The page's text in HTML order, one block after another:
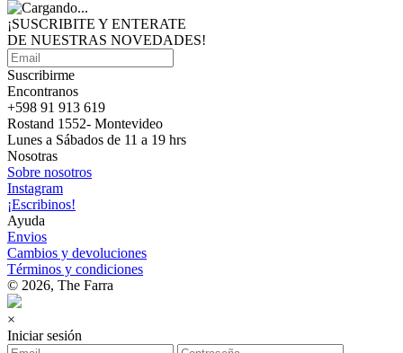
¡SUSCRIBITE Y ENTERATE
DE NUESTRAS NOVEDADES!
Suscribirme
Encontranos
+598 91 913 619
Rostand 1552- Montevideo
Lunes a Sábados de 11 a 19 hrs
Nosotras
Sobre nosotros
Instagram
¡Escribinos!
Ayuda
Envios
Cambios y devoluciones
Términos y condiciones
© 2026, The Farra
×
Iniciar sesión